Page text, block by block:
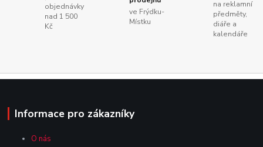
objednávky
nad 1 500
Kč
ve Frýdku-
Místku
na reklamní
předměty,
diáře a
kalendáře
Informace pro zákazníky
O nás